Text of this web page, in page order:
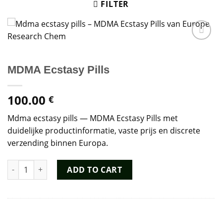
FILTER
MDMA Ecstasy Pills
100.00 €
Mdma ecstasy pills — MDMA Ecstasy Pills met
duidelijke productinformatie, vaste prijs en discrete
verzending binnen Europa.
MDMA Ecstasy Pills quantity
ADD TO CART